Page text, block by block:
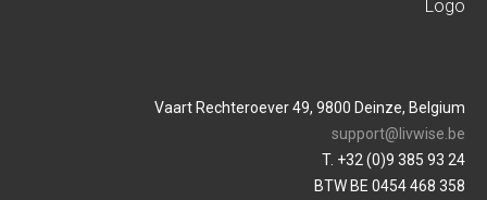
Vaart Rechteroever 49, 9800 Deinze, Belgium
support@livwise.be
T. +32 (0)9 385 93 24
BTW BE 0454 468 358